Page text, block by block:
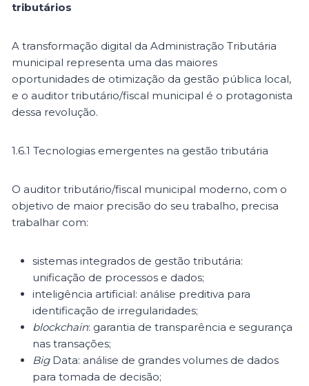
tributários
A transformação digital da Administração Tributária
municipal representa uma das maiores
oportunidades de otimização da gestão pública local,
e o auditor tributário/fiscal municipal é o protagonista
dessa revolução.
1.6.1 Tecnologias emergentes na gestão tributária
O auditor tributário/fiscal municipal moderno, com o
objetivo de maior precisão do seu trabalho, precisa
trabalhar com:
sistemas integrados de gestão tributária:
unificação de processos e dados;
inteligência artificial: análise preditiva para
identificação de irregularidades;
blockchain: garantia de transparência e segurança
nas transações;
BigData: análise de grandes volumes de dados
para tomada de decisão;